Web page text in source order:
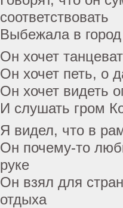
соответствовать
Выбежала в
Он хочет
Он хочет петь, о
Он хочет видеть
И слушать гром
Я видел, что в
Он почему-то
руке
Он взял для
отдыха